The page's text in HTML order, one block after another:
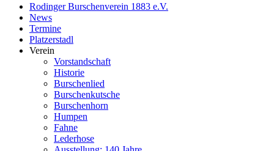
Rodinger Burschenverein 1883 e.V.
News
Termine
Platzerstadl
Verein
Vorstandschaft
Historie
Burschenlied
Burschenkutsche
Burschenhorn
Humpen
Fahne
Lederhose